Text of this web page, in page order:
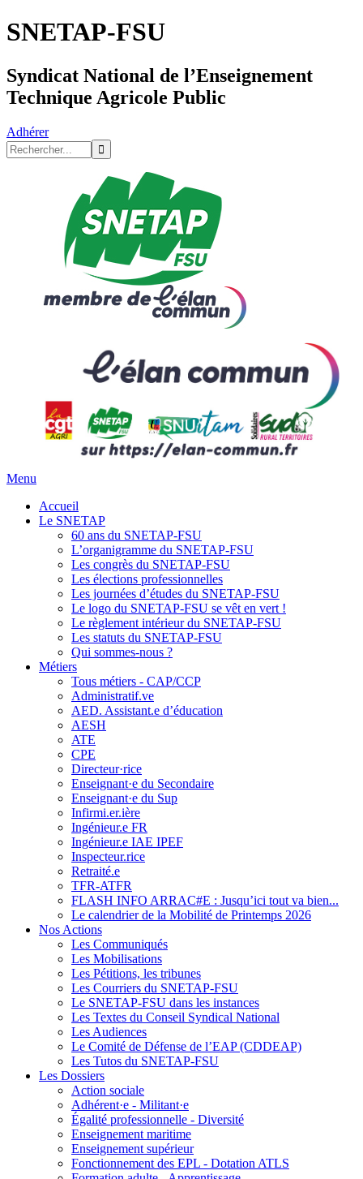
SNETAP-FSU
Syndicat National de l’Enseignement
Technique Agricole Public
Adhérer
Menu
Accueil
Le SNETAP
60 ans du SNETAP-FSU
L’organigramme du SNETAP-FSU
Les congrès du SNETAP-FSU
Les élections professionnelles
Les journées d’études du SNETAP-FSU
Le logo du SNETAP-FSU se vêt en vert !
Le règlement intérieur du SNETAP-FSU
Les statuts du SNETAP-FSU
Qui sommes-nous ?
Métiers
Tous métiers - CAP/CCP
Administratif.ve
AED. Assistant.e d’éducation
AESH
ATE
CPE
Directeur·rice
Enseignant·e du Secondaire
Enseignant·e du Sup
Infirmi.er.ière
Ingénieur.e FR
Ingénieur.e IAE IPEF
Inspecteur.rice
Retraité.e
TFR-ATFR
FLASH INFO ARRAC#E : Jusqu’ici tout va bien...
Le calendrier de la Mobilité de Printemps 2026
Nos Actions
Les Communiqués
Les Mobilisations
Les Pétitions, les tribunes
Les Courriers du SNETAP-FSU
Le SNETAP-FSU dans les instances
Les Textes du Conseil Syndical National
Les Audiences
Le Comité de Défense de l’EAP (CDDEAP)
Les Tutos du SNETAP-FSU
Les Dossiers
Action sociale
Adhérent·e - Militant·e
Égalité professionnelle - Diversité
Enseignement maritime
Enseignement supérieur
Fonctionnement des EPL - Dotation ATLS